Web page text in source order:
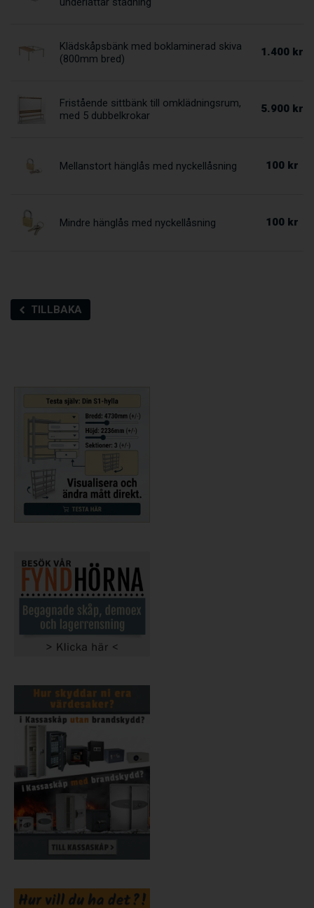
Klädskåpsbänk med boklaminerad skiva
(800mm bred)
1.400 kr
Fristående sittbänk till omklädningsrum,
med 5 dubbelkrokar
5.900 kr
Mellanstort hänglås med nyckellåsning 100 kr
Mindre hänglås med nyckellåsning 100 kr
TILLBAKA